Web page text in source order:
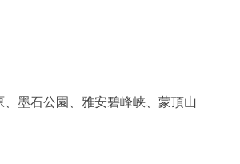
、墨石公園、雅安碧峰峡、蒙頂山